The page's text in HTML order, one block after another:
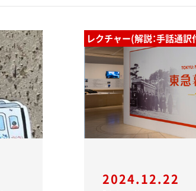
レクチャー(解説：手話通訳
2024.12.22